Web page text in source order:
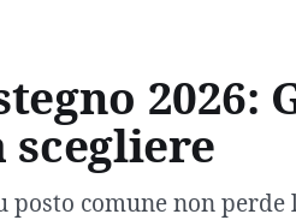
2026:
scegliere
posto comune non perde